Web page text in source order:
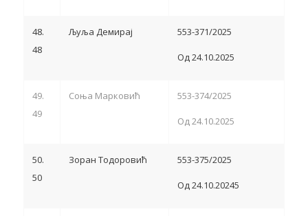
48.
48
Љуља Демирај 553-371/2025
Од 24.10.2025
49.
49
Соња Марковић 553-374/2025
Од 24.10.2025
50.
50
Зоран Тодоровић 553-375/2025
Од 24.10.20245